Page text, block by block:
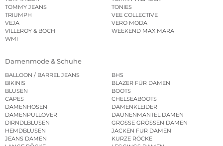
TOMMY JEANS
TONIES
TRIUMPH
VEE COLLECTIVE
VEJA
VERO MODA
VILLEROY & BOCH
WEEKEND MAX MARA
WMF
Damenmode & Schuhe
BALLOON / BARREL JEANS
BHS
BIKINIS
BLAZER FÜR DAMEN
BLUSEN
BOOTS
CAPES
CHELSEABOOTS
DAMENHOSEN
DAMENKLEIDER
DAMENPULLOVER
DAUNENMÄNTEL DAMEN
DIRNDLBLUSEN
GROSSE GRÖSSEN DAMEN
HEMDBLUSEN
JACKEN FÜR DAMEN
JEANS DAMEN
KURZE RÖCKE